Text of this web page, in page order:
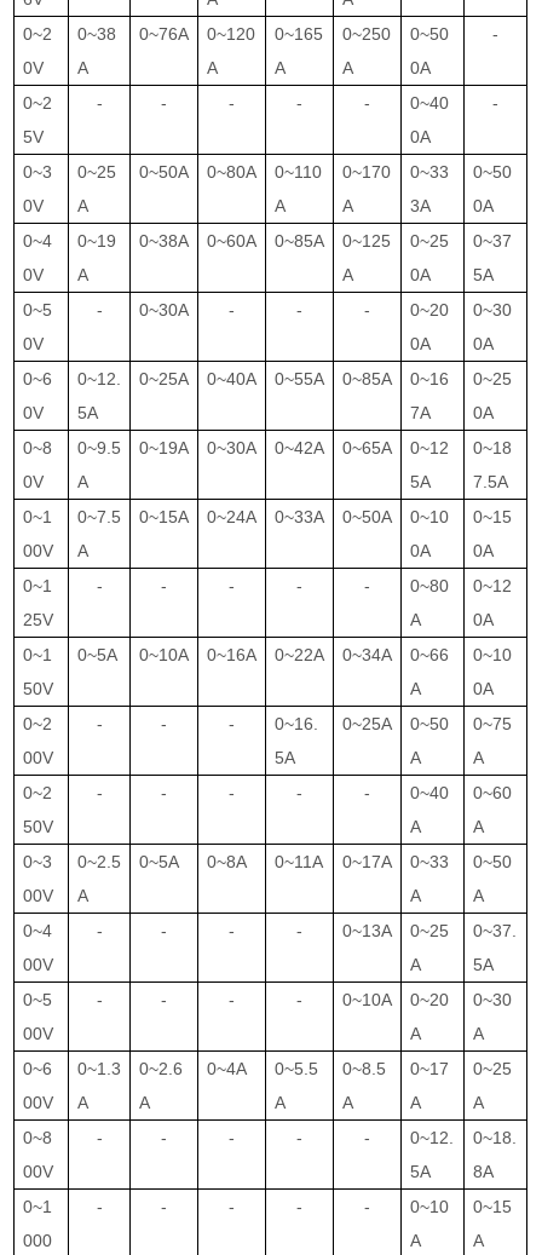
0~2
0V
0~38
A
0~76A
0~120
A
0~165
A
0~250
A
0~50
0A
-
0~2
5V
- - - - -
0~40
0A
-
0~3
0V
0~25
A
0~50A 0~80A
0~110
A
0~170
A
0~33
3A
0~50
0A
0~4
0V
0~19
A
0~38A 0~60A 0~85A
0~125
A
0~25
0A
0~37
5A
0~5
0V
- 0~30A - - -
0~20
0A
0~30
0A
0~6
0V
0~12.
5A
0~25A 0~40A 0~55A 0~85A
0~16
7A
0~25
0A
0~8
0V
0~9.5
A
0~19A 0~30A 0~42A 0~65A
0~12
5A
0~18
7.5A
0~1
00V
0~7.5
A
0~15A 0~24A 0~33A 0~50A
0~10
0A
0~15
0A
0~1
25V
- - - - -
0~80
A
0~12
0A
0~1
50V
0~5A 0~10A 0~16A 0~22A 0~34A
0~66
A
0~10
0A
0~2
00V
- - -
0~16.
5A
0~25A
0~50
A
0~75
A
0~2
50V
- - - - -
0~40
A
0~60
A
0~3
00V
0~2.5
A
0~5A 0~8A 0~11A 0~17A
0~33
A
0~50
A
0~4
00V
- - - - 0~13A
0~25
A
0~37.
5A
0~5
00V
- - - - 0~10A
0~20
A
0~30
A
0~6
00V
0~1.3
A
0~2.6
A
0~4A
0~5.5
A
0~8.5
A
0~17
A
0~25
A
0~8
00V
- - - - -
0~12.
5A
0~18.
8A
0~1
000
- - - - -
0~10
A
0~15
A